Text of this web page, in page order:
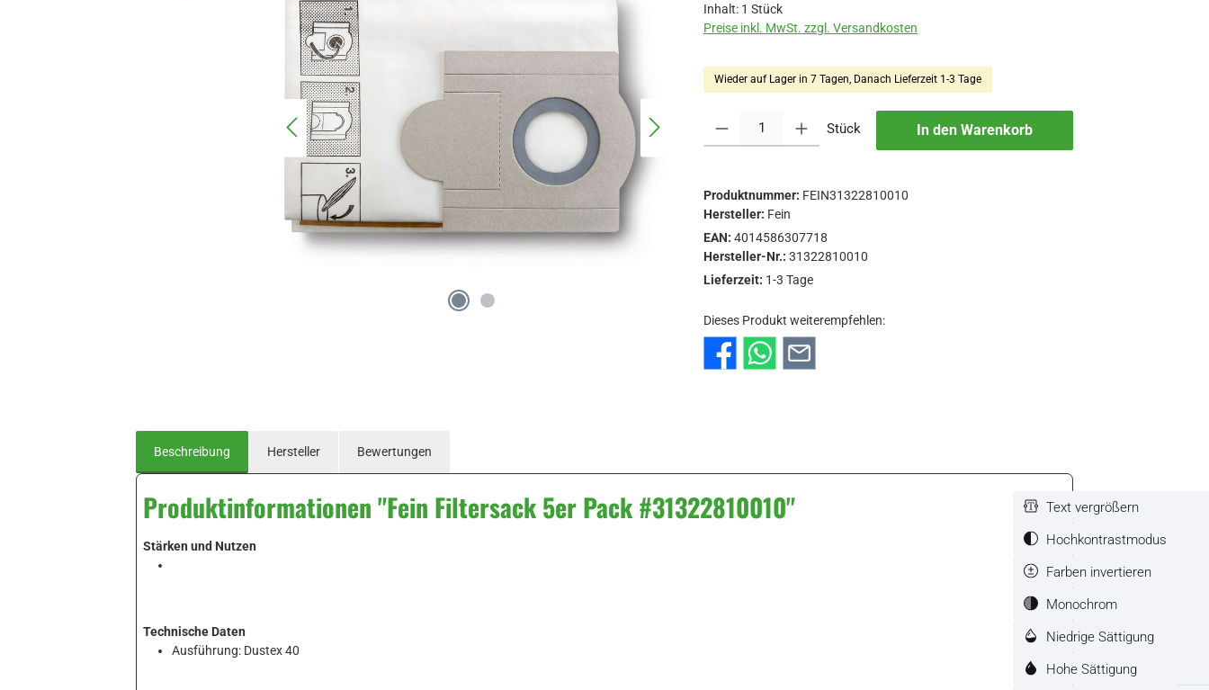
Inhalt: 1 Stück
Preise inkl. MwSt. zzgl. Versandkosten
Wieder auf Lager in 7 Tagen, Danach Lieferzeit 1-3 Tage
Produkt Anzahl: Gib den gewünschten Wert ein oder benutze die Schaltflächen um die
Stück In den Warenkorb
Produktnummer: FEIN31322810010
Hersteller: Fein
EAN:4014586307718
Hersteller-Nr.:31322810010
Lieferzeit: 1-3 Tage
Dieses Produkt weiterempfehlen:
Beschreibung Hersteller Bewertungen
Produktinformationen "Fein Filtersack 5er Pack #31322810010"
Stärken und Nutzen
Technische Daten
Ausführung: Dustex 40
Text vergrößern
Hochkontrastmodus
Farben invertieren
Monochrom
Niedrige Sättigung
Hohe Sättigung